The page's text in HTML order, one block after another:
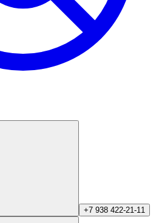
+7 938 422-21-11